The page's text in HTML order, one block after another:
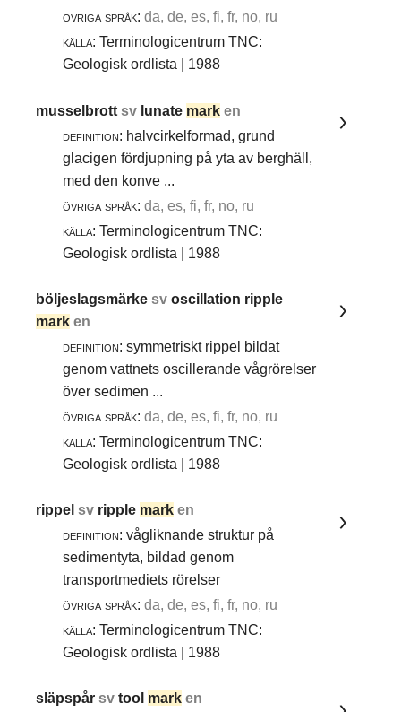
övriga språk: da, de, es, fi, fr, no, ru
källa: Terminologicentrum TNC:
Geologisk ordlista | 1988
musselbrottsv lunate mark en
definition: halvcirkelformad, grund
glacigen fördjupning på yta av berghäll,
med den konve ...
övriga språk: da, es, fi, fr, no, ru
källa: Terminologicentrum TNC:
Geologisk ordlista | 1988
böljeslagsmärkesvoscillation ripple
mark en
definition: symmetriskt rippel bildat
genom vattnets oscillerande vågrörelser
över sedimen ...
övriga språk: da, de, es, fi, fr, no, ru
källa: Terminologicentrum TNC:
Geologisk ordlista | 1988
rippelsv ripple mark en
definition: vågliknande struktur på
sedimentyta, bildad genom
transportmediets rörelser
övriga språk: da, de, es, fi, fr, no, ru
källa: Terminologicentrum TNC:
Geologisk ordlista | 1988
släpspårsvtool mark en